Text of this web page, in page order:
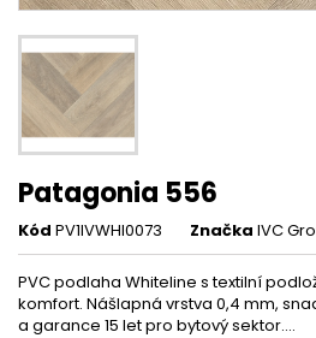
Patagonia 556
Kód PV1IVWHI0073 Značka IVC
PVC podlaha Whiteline s textilní
komfort. Nášlapná vrstva 0,4 mm,
a garance 15 let pro bytový sektor....